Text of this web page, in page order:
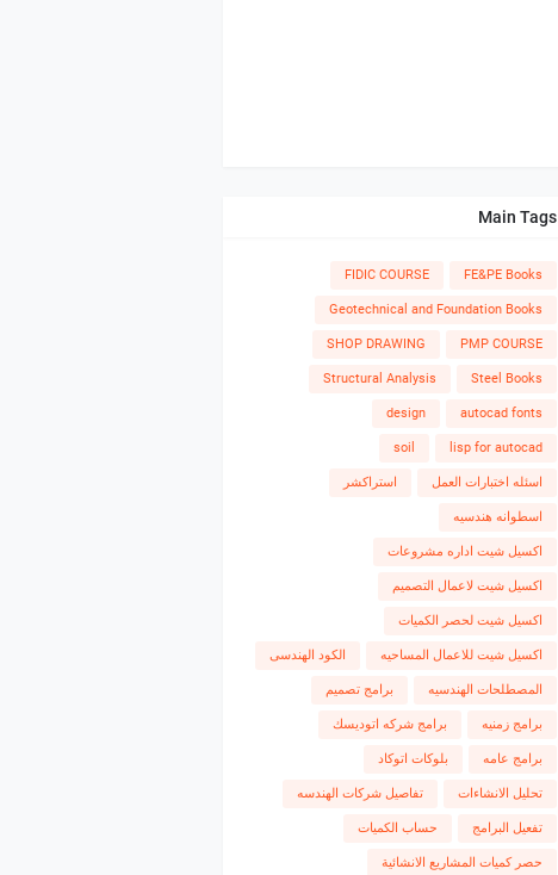
Main Tags
FE&PE Books
FIDIC COURSE
Geotechnical and Foundation Books
PMP COURSE
SHOP DRAWING
Steel Books
Structural Analysis
autocad fonts
design
lisp for autocad
soil
اسئله اختبارات العمل استراكشر
اسطوانه هندسيه
اكسيل شيت اداره مشروعات
اكسيل شيت لاعمال التصميم
اكسيل شيت لحصر الكميات
اكسيل شيت للاعمال المساحيه الكود الهندسى
المصطلحات الهندسيه برامج تصميم
برامج زمنيه برامج شركه اتوديسك
برامج عامه بلوكات اتوكاد
تحليل الانشاءات تفاصيل شركات الهندسه
تفعيل البرامج حساب الكميات
حصر كميات المشاريع الانشائية